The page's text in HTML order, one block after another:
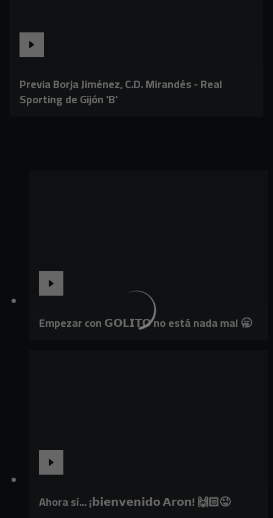
Previa Borja Jiménez, C.D. Mirandés - Real
Sporting de Gijón 'B'
Empezar con 𝗚𝗢𝗟𝗜𝗧𝗢 no está nada mal 🥱
Ahora sí... ¡𝗯𝗶𝗲𝗻𝘃𝗲𝗻𝗶𝗱𝗼 𝗔𝗿𝗼𝗻! 🙌🏻😜